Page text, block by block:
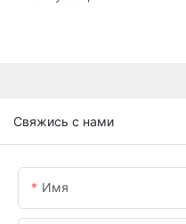
Свяжись с нами
Имя